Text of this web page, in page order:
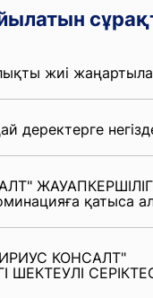
жиі
деректерге
қатыса
КОНСАЛТ"
ШЕКТЕУЛІ